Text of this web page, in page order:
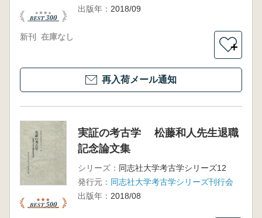
出版年： 2018/09
新刊 在庫なし
＋
再入荷メール通知
実証の考古学 松藤和人先生退職
記念論文集
シリーズ： 同志社大学考古学シリーズ12
発行元： 同志社大学考古学シリーズ刊行会
出版年： 2018/08